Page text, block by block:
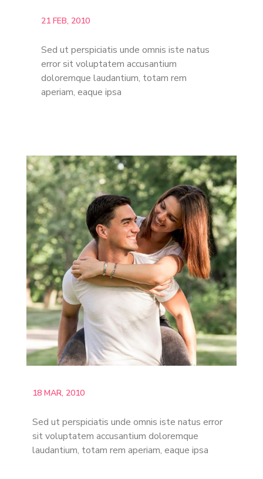
21 FEB, 2010
Sed ut perspiciatis unde omnis iste natus
error sit voluptatem accusantium
doloremque laudantium, totam rem
aperiam, eaque ipsa
18 MAR, 2010
Sed ut perspiciatis unde omnis iste natus error
sit voluptatem accusantium doloremque
laudantium, totam rem aperiam, eaque ipsa